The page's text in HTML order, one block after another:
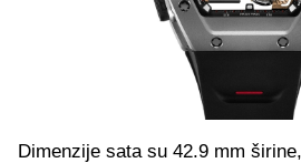
Dimenzije sata su 42.9 mm